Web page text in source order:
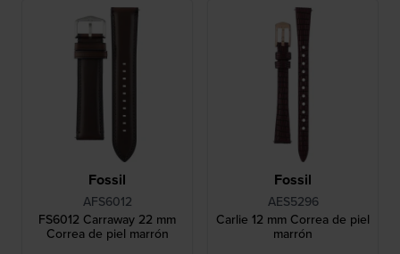
Fossil
AFS6012
FS6012 Carraway 22 mm
Correa de piel marrón
Fossil
AES5296
Carlie 12 mm Correa de piel
marrón